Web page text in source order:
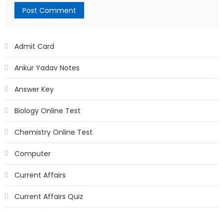
Admit Card
Ankur Yadav Notes
Answer Key
Biology Online Test
Chemistry Online Test
Computer
Current Affairs
Current Affairs Quiz